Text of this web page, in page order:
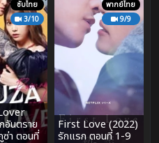
ซับไทย
3/10
อันตราย
ซ่า ตอนที่
พากย์ไทย
9/9
First Love (2022)
รักแรก ตอนที่ 1-9